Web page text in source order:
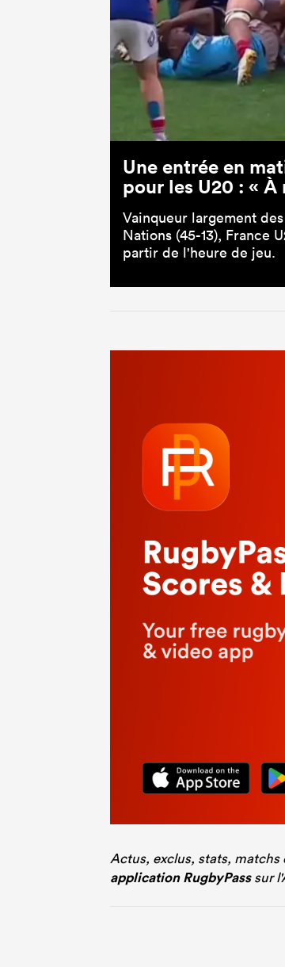
Une entrée en
pour les U20 : «
Vainqueur largement
Nations (45-13), France
partir de l'heure de jeu.
Actus, exclus, stats,
application RugbyPasssur